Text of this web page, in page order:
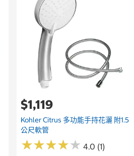
$1,119
Kohler Citrus 多功能手持花灑 附1.5
公尺軟管
★★★★★
★★★★★ 4.0 (1)